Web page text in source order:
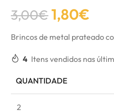
3,00€1,80€
Brincos de metal prateado
4 Itens vendidos nas
QUANTIDADE
2